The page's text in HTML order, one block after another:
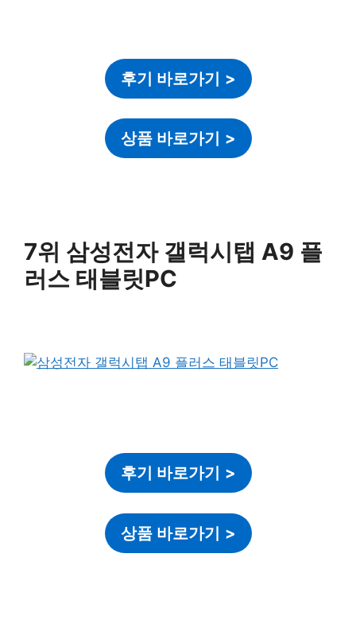
후기 바로가기 >
상품 바로가기 >
7위 삼성전자 갤럭시탭 A9 플
러스 태블릿PC
후기 바로가기 >
상품 바로가기 >